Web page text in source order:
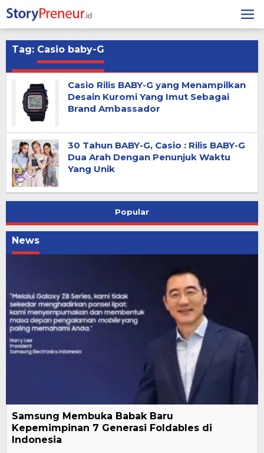
to
content
Tag: Casio baby-G
Casio Rilis BABY-G yang Menampilkan
Desain Kuromi Yang Imut Sebagai
Brand Ambassador
30 Tahun BABY-G, Casio : Rilis BABY-G
Dua Arah Dengan Penunjuk Waktu
Yang Unik
Popular
News
Samsung Membuka Babak Baru
Kepemimpinan 7 Generasi Foldables di
Indonesia